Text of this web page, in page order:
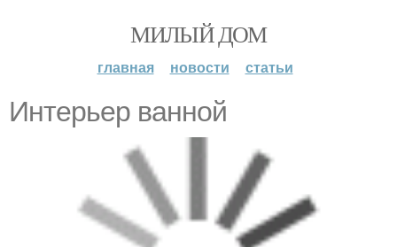
МИЛЫЙ ДОМ
главная новости статьи
Интерьер ванной